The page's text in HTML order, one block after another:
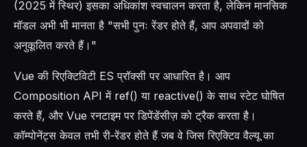
(2025 में स्थिर) इसका अधिकांश स्वचालन करता है, लेकिन मानसिक
मॉडल अभी भी मानता है "सभी पुनः रेंडर होते हैं, आप अपवादों को
अनुकूलित करते हैं।"
Vue की रिएक्टिविटी ES प्रॉक्सी पर आधारित है। आप
Composition API में ref() या reactive() के साथ स्टेट घोषित
करते हैं, और Vue रनटाइम पर डिपेंडेंसीज़ को ट्रैक करता है।
कॉम्पोनेंट्स केवल तभी री‑रेंडर होते हैं जब वे जिस रिएक्टिव वैल्यू का